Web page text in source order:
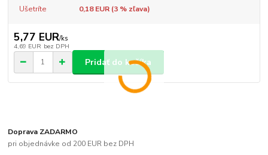
Ušetríte 0,18 EUR (3% zľava)
5,77 EUR/ks
4,69 EUR bez DPH
Pridať do košíka
Doprava ZADARMO
pri objednávke od 200 EUR bez DPH